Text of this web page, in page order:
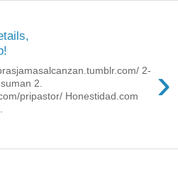
›
2-
2.
pripastor/ Honestidad.com